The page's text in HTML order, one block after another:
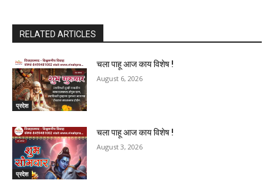
RELATED ARTICLES
प्रदेश
चला पाहू आज काय विशेष !
August 6, 2026
प्रदेश
चला पाहू आज काय विशेष !
August 3, 2026